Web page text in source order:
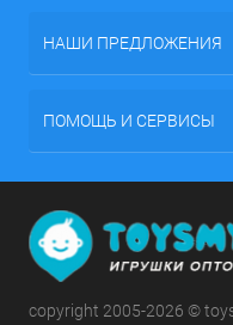
НАШИ ПРЕДЛОЖЕНИЯ
ПОМОЩЬ И СЕРВИСЫ
copyright 2005-2026 ©